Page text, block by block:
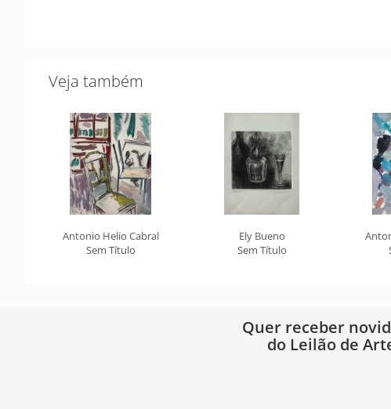
Veja também
Antonio Helio Cabral
Sem Título
Ely Bueno
Sem Título
Quer receber
do Leilão de